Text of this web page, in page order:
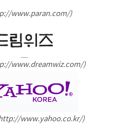
www.paran.com/)
www.dreamwiz.com/)
www.yahoo.co.kr/)